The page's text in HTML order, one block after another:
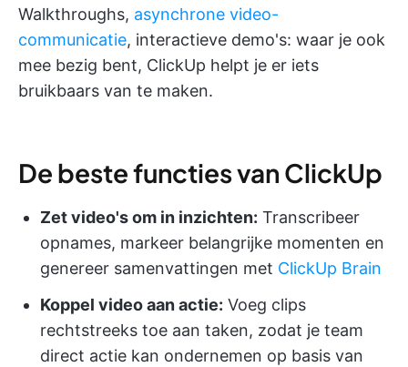
Walkthroughs, asynchrone video-
communicatie, interactieve demo's: waar je ook
mee bezig bent, ClickUp helpt je er iets
bruikbaars van te maken.
De beste functies van ClickUp
Zet video's om in inzichten: Transcribeer
opnames, markeer belangrijke momenten en
genereer samenvattingen met ClickUp Brain
Koppel video aan actie: Voeg clips
rechtstreeks toe aan taken, zodat je team
direct actie kan ondernemen op basis van